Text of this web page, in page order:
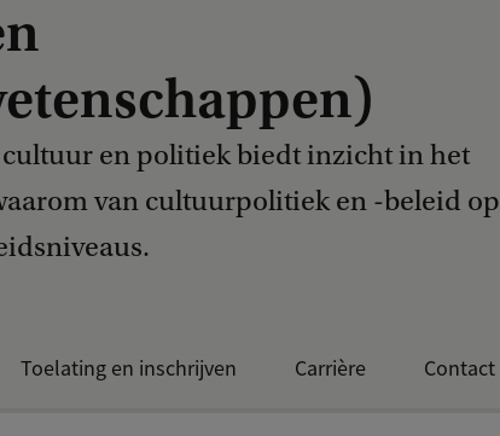
cultuur en politiek biedt inzicht in het
van cultuurpolitiek en -beleid op
Toelating en inschrijven Carrière Contact